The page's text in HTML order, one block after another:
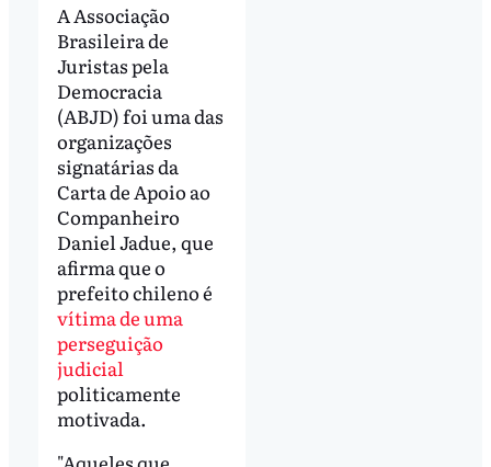
A Associação
Brasileira de
Juristas pela
Democracia
(ABJD) foi uma das
organizações
signatárias da
Carta de Apoio ao
Companheiro
Daniel Jadue, que
afirma que o
prefeito chileno é
vítima de uma
perseguição
judicial
politicamente
motivada.